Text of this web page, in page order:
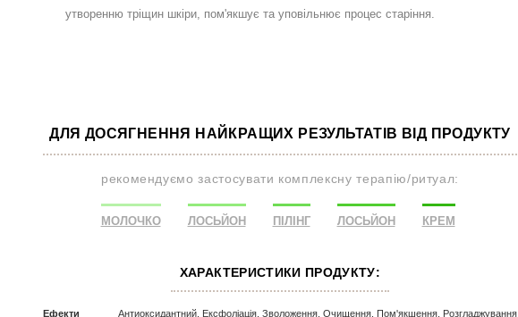
утворенню тріщин шкіри, пом'якшує та уповільнює процес старіння.
ДЛЯ ДОСЯГНЕННЯ НАЙКРАЩИХ РЕЗУЛЬТАТІВ ВІД ПРОДУКТУ
рекомендуємо застосувати комплексну терапію/ритуал:
МОЛОЧКО ЛОСЬЙОН ПІЛІНГ ЛОСЬЙОН КРЕМ
ХАРАКТЕРИСТИКИ ПРОДУКТУ:
Ефекти
Антиоксидантний, Ексфоліація, Зволоження, Очищення, Пом'якшення, Розгладжування